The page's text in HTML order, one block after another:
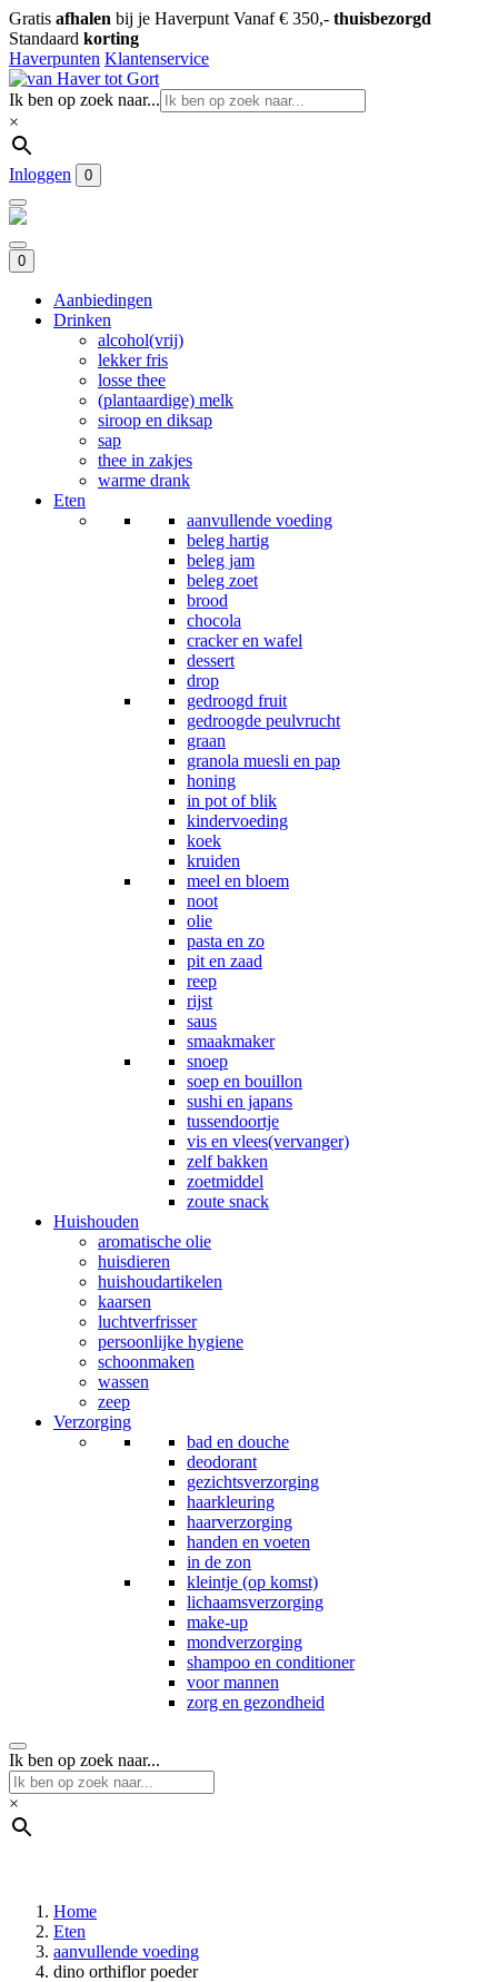
Gratis afhalen bij je Haverpunt Vanaf € 350,- thuisbezorgd
Standaard korting
Haverpunten Klantenservice
Ik ben op zoek naar...
×
Inloggen 0
0
Aanbiedingen
Drinken
alcohol(vrij)
lekker fris
losse thee
(plantaardige) melk
siroop en diksap
sap
thee in zakjes
warme drank
Eten
aanvullende voeding
beleg hartig
beleg jam
beleg zoet
brood
chocola
cracker en wafel
dessert
drop
gedroogd fruit
gedroogde peulvrucht
graan
granola muesli en pap
honing
in pot of blik
kindervoeding
koek
kruiden
meel en bloem
noot
olie
pasta en zo
pit en zaad
reep
rijst
saus
smaakmaker
snoep
soep en bouillon
sushi en japans
tussendoortje
vis en vlees(vervanger)
zelf bakken
zoetmiddel
zoute snack
Huishouden
aromatische olie
huisdieren
huishoudartikelen
kaarsen
luchtverfrisser
persoonlijke hygiene
schoonmaken
wassen
zeep
Verzorging
bad en douche
deodorant
gezichtsverzorging
haarkleuring
haarverzorging
handen en voeten
in de zon
kleintje (op komst)
lichaamsverzorging
make-up
mondverzorging
shampoo en conditioner
voor mannen
zorg en gezondheid
Ik ben op zoek naar...
×
Home
Eten
aanvullende voeding
dino orthiflor poeder